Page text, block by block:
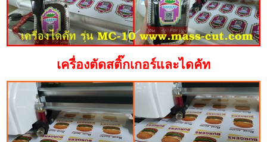
เครื่องตัดสติ๊กเกอร์และไดคัท